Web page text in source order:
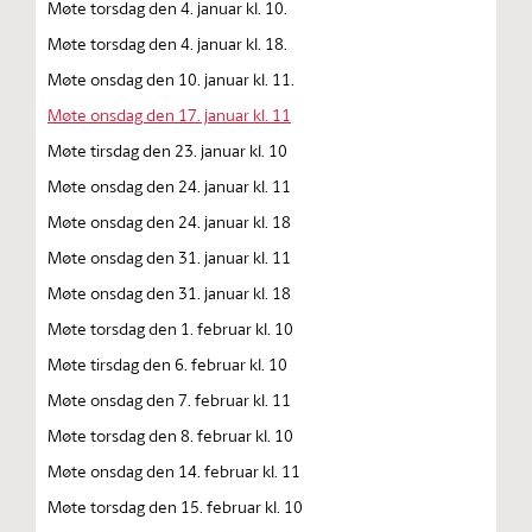
Møte torsdag den 4. januar kl. 10.
Møte torsdag den 4. januar kl. 18.
Møte onsdag den 10. januar kl. 11.
Møte onsdag den 17. januar kl. 11
Møte tirsdag den 23. januar kl. 10
Møte onsdag den 24. januar kl. 11
Møte onsdag den 24. januar kl. 18
Møte onsdag den 31. januar kl. 11
Møte onsdag den 31. januar kl. 18
Møte torsdag den 1. februar kl. 10
Møte tirsdag den 6. februar kl. 10
Møte onsdag den 7. februar kl. 11
Møte torsdag den 8. februar kl. 10
Møte onsdag den 14. februar kl. 11
Møte torsdag den 15. februar kl. 10